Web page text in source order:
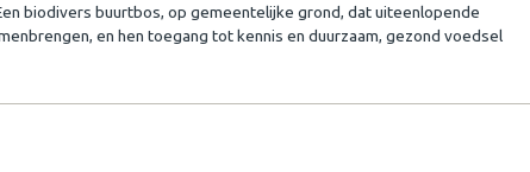
biodivers buurtbos, op gemeentelijke grond, dat uiteenlopende
en hen toegang tot kennis en duurzaam, gezond voedsel